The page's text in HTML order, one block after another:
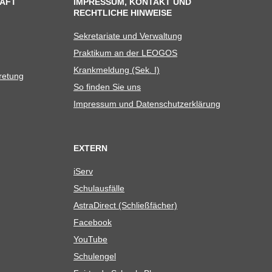
IMPRESSUM, KONTAKT UND
RECHTLICHE HINWEISE
Sekre­ta­riate und Verwaltung
Prak­ti­kum an der LEOGOS
Krank­mel­dung (Sek. I)
So fin­den Sie uns
Impres­sum und Datenschutzerklärung
EXTERN
iServ
Schul­aus­fälle
Astra­Di­rect (Schließ­fä­cher)
Face­book
You­Tube
Schul­en­gel